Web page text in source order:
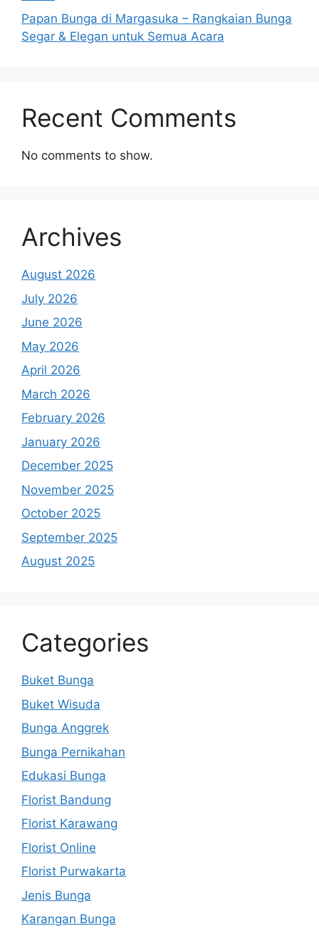
Papan Bunga di Margasuka – Rangkaian Bunga
Segar & Elegan untuk Semua Acara
Recent Comments
No comments to show.
Archives
August 2026
July 2026
June 2026
May 2026
April 2026
March 2026
February 2026
January 2026
December 2025
November 2025
October 2025
September 2025
August 2025
Categories
Buket Bunga
Buket Wisuda
Bunga Anggrek
Bunga Pernikahan
Edukasi Bunga
Florist Bandung
Florist Karawang
Florist Online
Florist Purwakarta
Jenis Bunga
Karangan Bunga